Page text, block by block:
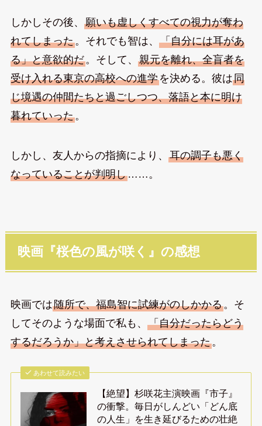
しかしその後、 願いも虚しくすべての視力が奪わ
れてしまった。それでも智は、 「自分には耳があ
る」と意欲的だ。そして、 親元を離れ、全盲者を
受け入れる東京の高校への進学を決める。彼は同
じ境遇の仲間たちと過ごしつつ、落語と本に明け
暮れていった。
しかし、友人からの指摘により、 耳の調子も悪く
なっていることが判明し……。
映画『桜色の風が咲く』の感想
映画では随所で、福島智に試練がのしかかる。そ
してそのような場面で私も、 「自分だったらどう
するだろうか」と考えさせられてしまった。
あわせて読みたい
【絶望】杉咲花主演映画『市子』
の衝撃。毎日がしんどい「どん底
の人生」を生き延びるための壮絶